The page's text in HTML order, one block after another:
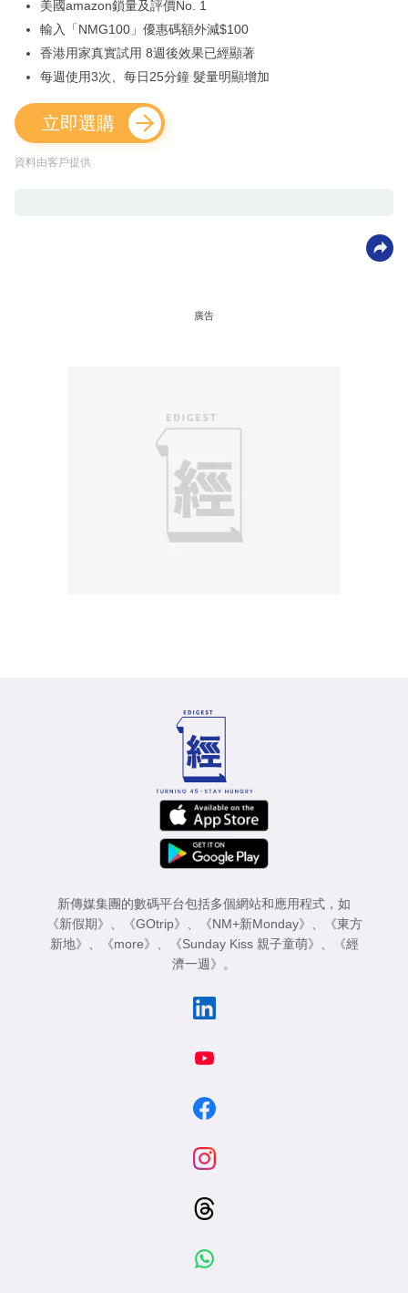
美國amazon鎖量及評價No. 1
輸入「NMG100」優惠碼額外減$100
香港用家真實試用 8週後效果已經顯著
每週使用3次、每日25分鐘 髮量明顯增加
立即選購
資料由客戶提供
廣告
新傳媒集團的數碼平台包括多個網站和應用程式，如
《新假期》
《GOtrip》 《NM+新Monday》
《東方
新地》
《more》 《Sunday Kiss 親子童萌》
《經
濟一週》
。